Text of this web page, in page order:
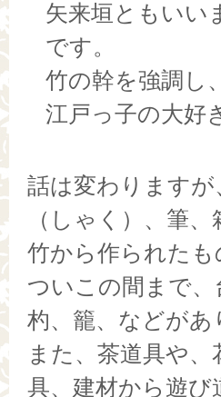
矢来垣ともいい
です。
竹の幹を強調し
江戸っ子の大好
話は変わりますが
（しゃく）、筆
竹から作られた
ついこの間まで
杓、籠、などがあ
また、茶道具や
具、建材から遊